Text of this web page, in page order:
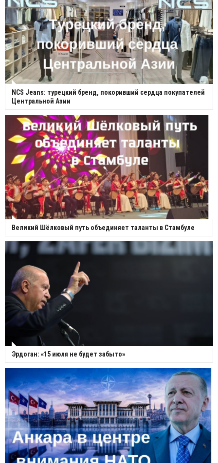
NCS Jeans: турецкий бренд, покоривший сердца покупателей
Центральной Азии
Великий Шёлковый путь объединяет таланты в Стамбуле
Эрдоган: «15 июля не будет забыто»